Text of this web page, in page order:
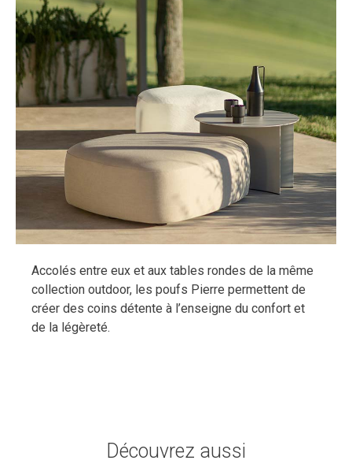
Accolés entre eux et aux tables rondes de la même
collection outdoor, les poufs Pierre permettent de
créer des coins détente à l’enseigne du confort et
de la légèreté.
Découvrez aussi